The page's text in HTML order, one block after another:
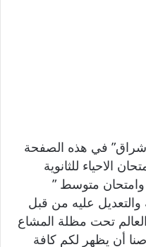
في هذه الصفحة
الاحياء للثانوية
والتعديل عليه من قبل
تحت مظلة المشاع
أن يظهر لكم كافة